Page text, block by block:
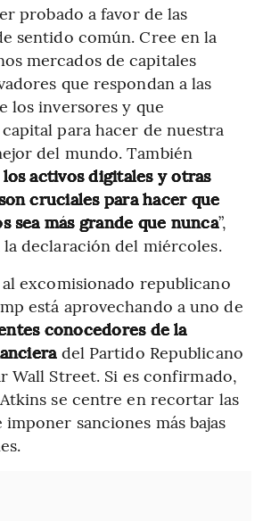
probado a favor de las
sentido común. Cree en la
mercados de capitales
que respondan a las
los inversores y que
para hacer de nuestra
del mundo. También
activos digitales y otras
cruciales para hacer que
sea más grande que nunca”,
declaración del miércoles.
excomisionado republicano
está aprovechando a uno de
conocedores de la
del Partido Republicano
Wall Street. Si es confirmado,
se centre en recortar las
sanciones más bajas